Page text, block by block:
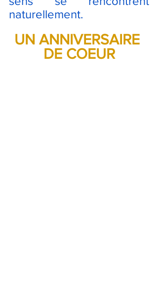
naturellement.
UN ANNIVERSAIRE
DE COEUR